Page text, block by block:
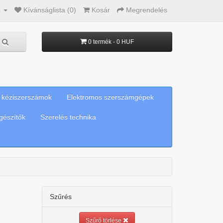
Kívánságlista (0) Kosár Megrendelés
0 termék - 0 HUF
Elektromos szerszámgépek
Szerelés technika
Szűrés
Szűrő törlése